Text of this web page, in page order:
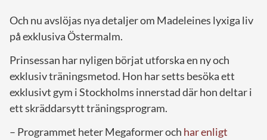
Och nu avslöjas nya detaljer om Madeleines lyxiga liv
på exklusiva Östermalm.
Prinsessan har nyligen börjat utforska en ny och
exklusiv träningsmetod. Hon har setts besöka ett
exklusivt gym i Stockholms innerstad där hon deltar i
ett skräddarsytt träningsprogram.
– Programmet heter Megaformer och har enligt